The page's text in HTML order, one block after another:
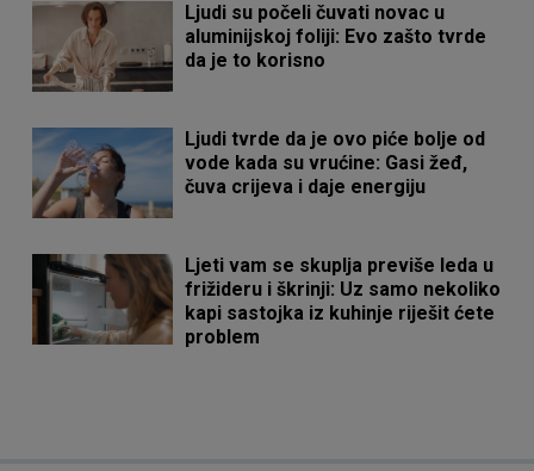
Ljudi su počeli čuvati novac u
aluminijskoj foliji: Evo zašto tvrde
da je to korisno
Ljudi tvrde da je ovo piće bolje od
vode kada su vrućine: Gasi žeđ,
čuva crijeva i daje energiju
Ljeti vam se skuplja previše leda u
frižideru i škrinji: Uz samo nekoliko
kapi sastojka iz kuhinje riješit ćete
problem